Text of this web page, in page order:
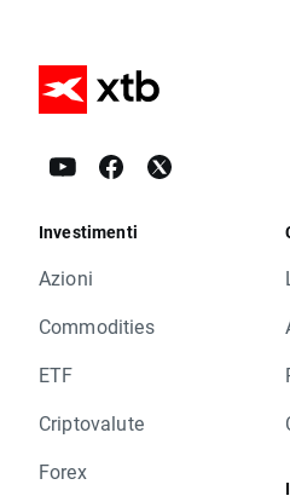
Investimenti
Azioni
Commodities
ETF
Criptovalute
Forex